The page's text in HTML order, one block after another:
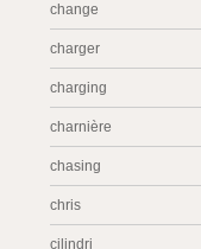
change
charger
charging
charnière
chasing
chris
cilindri